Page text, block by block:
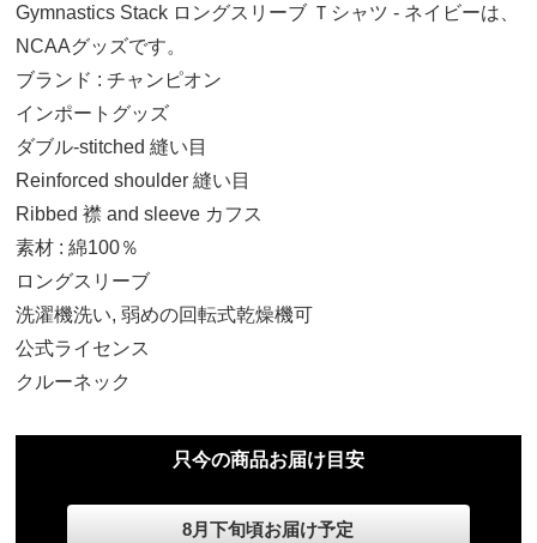
Gymnastics Stack ロングスリーブ Ｔシャツ - ネイビーは、
NCAAグッズです。
ブランド : チャンピオン
インポートグッズ
ダブル-stitched 縫い目
Reinforced shoulder 縫い目
Ribbed 襟 and sleeve カフス
素材 : 綿100％
ロングスリーブ
洗濯機洗い, 弱めの回転式乾燥機可
公式ライセンス
クルーネック
只今の商品お届け目安
8月下旬頃お届け予定
11,290円(税込)
M
11,290円(税込)